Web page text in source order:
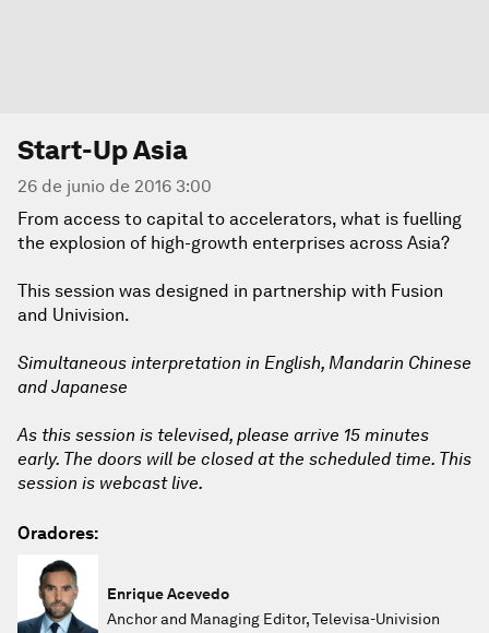
Start-Up Asia
26 de junio de 2016 3:00
From access to capital to accelerators, what is fuelling
the explosion of high-growth enterprises across Asia?
This session was designed in partnership with Fusion
and Univision.
Simultaneous interpretation in English, Mandarin Chinese
and Japanese
As this session is televised, please arrive 15 minutes
early. The doors will be closed at the scheduled time. This
session is webcast live.
Oradores:
Enrique Acevedo
Anchor and Managing Editor, Televisa-Univision